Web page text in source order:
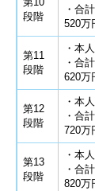
段階
・合
520万
第11
段階
・本
・合
620万
第12
段階
・本
・合
720万
第13
段階
・本
・合
820万